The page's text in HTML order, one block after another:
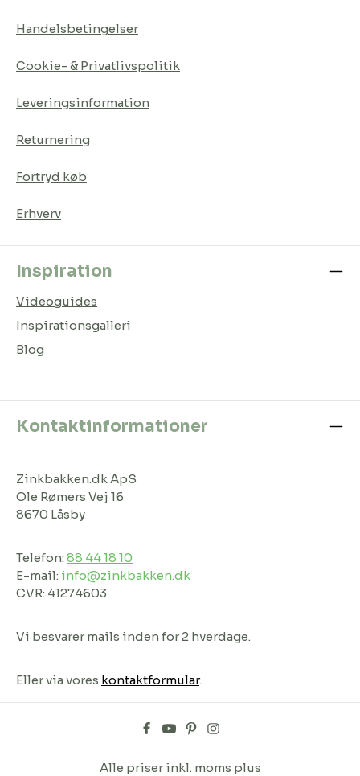
Handelsbetingelser
Cookie- & Privatlivspolitik
Leveringsinformation
Returnering
Fortryd køb
Erhverv
Inspiration
Videoguides
Inspirationsgalleri
Blog
Kontaktinformationer
Zinkbakken.dk ApS
Ole Rømers Vej 16
8670 Låsby
Telefon: 88 44 18 10
E-mail: info@zinkbakken.dk
CVR: 41274603
Vi besvarer mails inden for 2 hverdage.
Eller via vores kontaktformular.
Alle priser inkl. moms plus